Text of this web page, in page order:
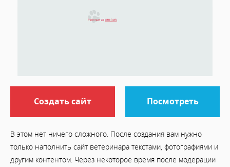
Создать сайт Посмотреть
В этом нет ничего сложного. После создания вам нужно
только наполнить сайт ветеринара текстами, фотографиями и
другим контентом. Через некоторое время после модерации